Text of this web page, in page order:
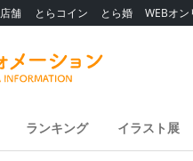
店舗 とらコイン とら婚 WEBオン
ランキング イラスト展